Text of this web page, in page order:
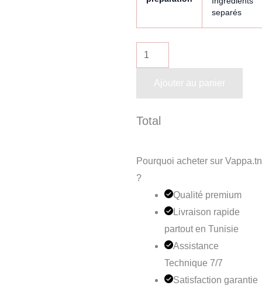
separés
Ajouter au panier
Total
Pourquoi acheter sur Vappa.tn
?
Qualité premium
Livraison rapide
partout en Tunisie
Assistance
Technique 7/7
Satisfaction garantie